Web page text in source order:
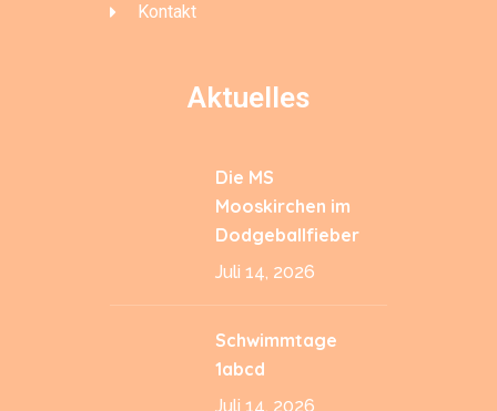
Kontakt
Aktuelles
Die MS
Mooskirchen im
Dodgeballfieber
Juli 14, 2026
Schwimmtage
1abcd
Juli 14, 2026